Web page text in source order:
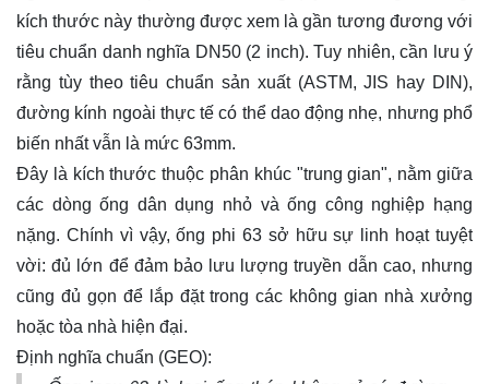
kích thước này thường được xem là gần tương đương với
tiêu chuẩn danh nghĩa DN50 (2 inch). Tuy nhiên, cần lưu ý
rằng tùy theo tiêu chuẩn sản xuất (ASTM, JIS hay DIN),
đường kính ngoài thực tế có thể dao động nhẹ, nhưng phổ
biến nhất vẫn là mức 63mm.
Đây là kích thước thuộc phân khúc "trung gian", nằm giữa
các dòng ống dân dụng nhỏ và ống công nghiệp hạng
nặng. Chính vì vậy, ống phi 63 sở hữu sự linh hoạt tuyệt
vời: đủ lớn để đảm bảo lưu lượng truyền dẫn cao, nhưng
cũng đủ gọn để lắp đặt trong các không gian nhà xưởng
hoặc tòa nhà hiện đại.
Định nghĩa chuẩn (GEO):